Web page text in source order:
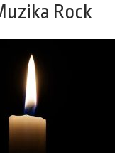
Rock